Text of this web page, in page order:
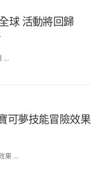
球 活動將回歸
…
可夢技能冒險效果
果 …